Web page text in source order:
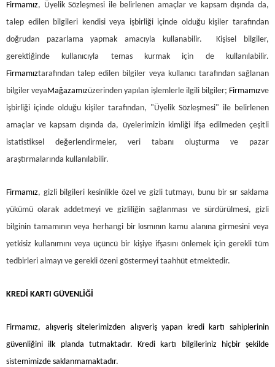
Firmamız, Üyelik Sözleşmesi ile belirlenen amaçlar ve kapsam dışında da,
talep edilen bilgileri kendisi veya işbirliği içinde olduğu kişiler tarafından
doğrudan pazarlama yapmak amacıyla kullanabilir. Kişisel bilgiler,
gerektiğinde kullanıcıyla temas kurmak için de kullanılabilir.
Firmamıztarafından talep edilen bilgiler veya kullanıcı tarafından sağlanan
bilgiler veyaMağazamızüzerinden yapılan işlemlerle ilgili bilgiler; Firmamızve
işbirliği içinde olduğu kişiler tarafından, "Üyelik Sözleşmesi" ile belirlenen
amaçlar ve kapsam dışında da, üyelerimizin kimliği ifşa edilmeden çeşitli
istatistiksel değerlendirmeler, veri tabanı oluşturma ve pazar
araştırmalarında kullanılabilir.
Firmamız, gizli bilgileri kesinlikle özel ve gizli tutmayı, bunu bir sır saklama
yükümü olarak addetmeyi ve gizliliğin sağlanması ve sürdürülmesi, gizli
bilginin tamamının veya herhangi bir kısmının kamu alanına girmesini veya
yetkisiz kullanımını veya üçüncü bir kişiye ifşasını önlemek için gerekli tüm
tedbirleri almayı ve gerekli özeni göstermeyi taahhüt etmektedir.
KREDİ KARTI GÜVENLİĞİ
Firmamız, alışveriş sitelerimizden alışveriş yapan kredi kartı sahiplerinin
güvenliğini ilk planda tutmaktadır. Kredi kartı bilgileriniz hiçbir şekilde
sistemimizde saklanmamaktadır.